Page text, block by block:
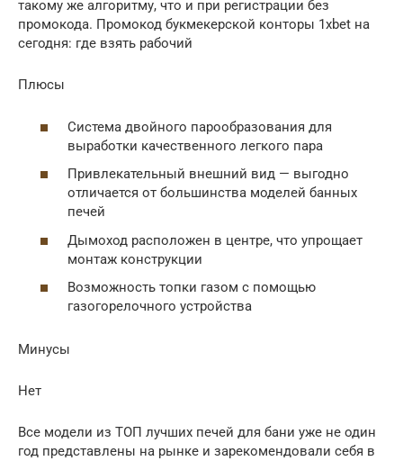
такому же алгоритму, что и при регистрации без
промокода. Промокод букмекерской конторы 1xbet на
сегодня: где взять рабочий
Плюсы
Система двойного парообразования для
выработки качественного легкого пара
Привлекательный внешний вид — выгодно
отличается от большинства моделей банных
печей
Дымоход расположен в центре, что упрощает
монтаж конструкции
Возможность топки газом с помощью
газогорелочного устройства
Минусы
Нет
Все модели из ТОП лучших печей для бани уже не один
год представлены на рынке и зарекомендовали себя в